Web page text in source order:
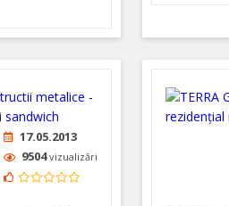
17.05.2013
9504vizualizări